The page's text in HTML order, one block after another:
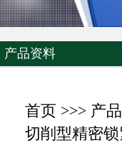
产品资料
首页 >>> 产
切削型精密